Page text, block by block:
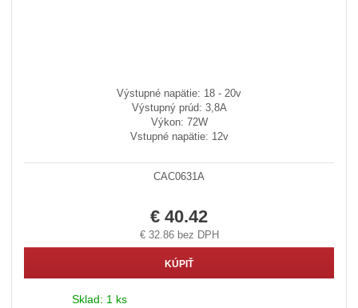
Výstupné napätie: 18 - 20v
Výstupný prúd: 3,8A
Výkon: 72W
Vstupné napätie: 12v
CAC0631A
€ 40.42
€ 32.86 bez DPH
KÚPIŤ
Sklad: 1 ks